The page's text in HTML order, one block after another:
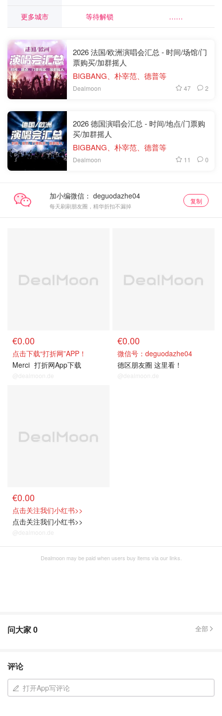
更多城市 等待解锁 ……
2026 法国/欧洲演唱会汇总 - 时间/场馆/门
票购买/加群摇人
BIGBANG、朴宰范、德普等
Dealmoon 47 2
2026 德国演唱会汇总 - 时间/地点/门票购
买/加群摇人
BIGBANG、朴宰范、德普等
Dealmoon 11 0
加小编微信：
每天刷刷朋友圈，精华折扣不漏掉
复制
€0.00
点击下载“打折网”APP！
Merci 打折网App下载
@dealmoon.de
€0.00
微信号：deguodazhe04
德区朋友圈 这里看！
@dealmoon.de
€0.00
点击关注我们小红书>>
点击关注我们小红书>>
@dealmoon.de
Dealmoon may be paid when users buy items via our links.
问大家0 全部
评论
打开App写评论